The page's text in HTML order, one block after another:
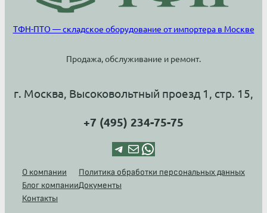
ТФН-ПТО — складское оборудование от импортера в Москве
Продажа, обслуживание и ремонт.
г. Москва, Высоковольтный проезд 1, стр. 15,
+7 (495) 234-75-75
Telegram Почта WhatsApp
О компании
Блог компании
Контакты
Политика обработки персональных данных
Документы